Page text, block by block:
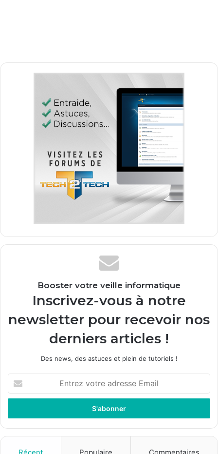
Booster votre veille informatique
Inscrivez-vous à notre
newsletter pour recevoir nos
derniers articles !
Des news, des astuces et plein de tutoriels !
t
e
z